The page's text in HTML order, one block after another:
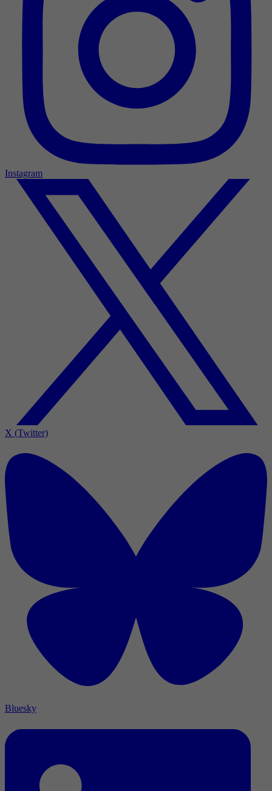
Instagram
X (Twitter)
Bluesky